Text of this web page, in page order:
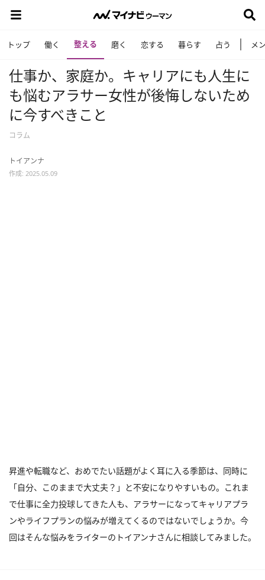
トップ 働く 整える 磨く 恋する 暮らす 占う メ
仕事か、家庭か。キャリアにも人生に
も悩むアラサー女性が後悔しないため
に今すべきこと
コラム
トイアンナ
作成: 2025.05.09
昇進や転職など、おめでたい話題がよく耳に入る季節は、同時に
「自分、このままで大丈夫？」と不安になりやすいもの。これま
で仕事に全力投球してきた人も、アラサーになってキャリアプラ
ンやライフプランの悩みが増えてくるのではないでしょうか。今
回はそんな悩みをライターのトイアンナさんに相談してみました。